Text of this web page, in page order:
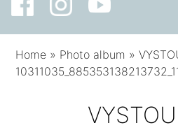
Home » Photo album »